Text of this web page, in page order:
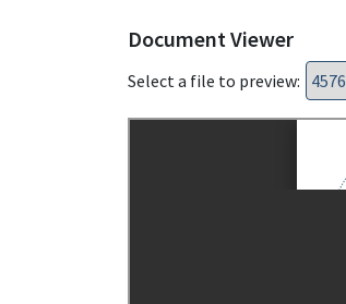
Document Viewer
Select a file to preview: